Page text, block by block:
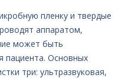
пленку и твердые
аппаратом,
может быть
пациента. Основных
три: ультразвуковая,